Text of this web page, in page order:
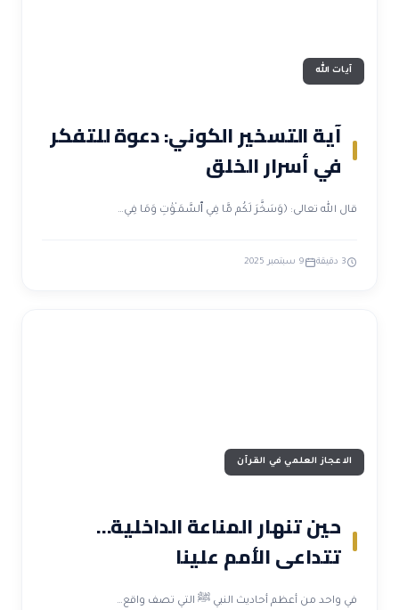
آيات الله
آية التسخير الكوني: دعوة للتفكر
في أسرار الخلق
قال الله تعالى: ﴿وَسَخَّرَ لَكُم مَّا فِي ٱلسَّمَـٰوَٰتِ وَمَا فِي…
3 دقيقة 9 سبتمبر 2025
الاعجاز العلمي في القرآن
حين تنهار المناعة الداخلية…
تتداعى الأمم علينا
في واحد من أعظم أحاديث النبي ﷺ التي تصف واقع…